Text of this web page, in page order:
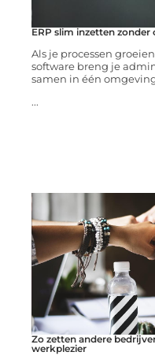
ERP slim inzetten zonder
Als je processen
software breng je
samen in één
...
Zo zetten andere
werkplezier